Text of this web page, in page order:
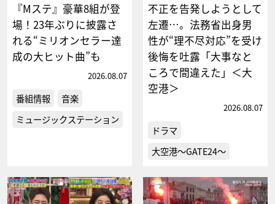
『Mステ』豪華8組が登
場！23年ぶりに披露さ
れる“ミリオンセラー達
成の大ヒット曲”も
2026.08.07
番組情報
音楽
ミュージックステーション
不正を告発しようとして
左遷…。法務省出身男
性が“理不尽対応”を受け
後悔を吐露「大事なと
ころで間違えた」＜大
空港＞
2026.08.07
ドラマ
大空港～GATE24～